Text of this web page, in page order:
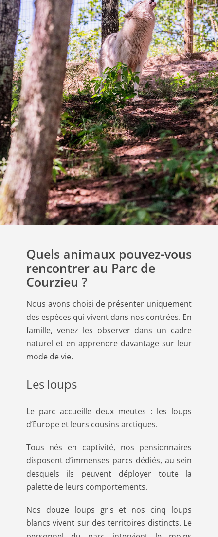
Quels animaux pouvez-vous
rencontrer au Parc de
Courzieu ?
Nous avons choisi de présenter uniquement
des espèces qui vivent dans nos contrées. En
famille, venez les observer dans un cadre
naturel et en apprendre davantage sur leur
mode de vie.
Les loups
Le parc accueille deux meutes : les loups
d’Europe et leurs cousins arctiques.
Tous nés en captivité, nos pensionnaires
disposent d’immenses parcs dédiés, au sein
desquels ils peuvent déployer toute la
palette de leurs comportements.
Nos douze loups gris et nos cinq loups
blancs vivent sur des territoires distincts. Le